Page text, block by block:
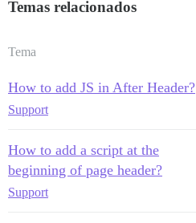
Temas relacionados
Tema
How to add JS in After Header?
Support
How to add a script at the
beginning of page header?
Support